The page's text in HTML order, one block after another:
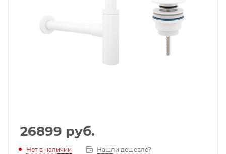
26899 руб.
Нет в наличии Нашли дешевле?